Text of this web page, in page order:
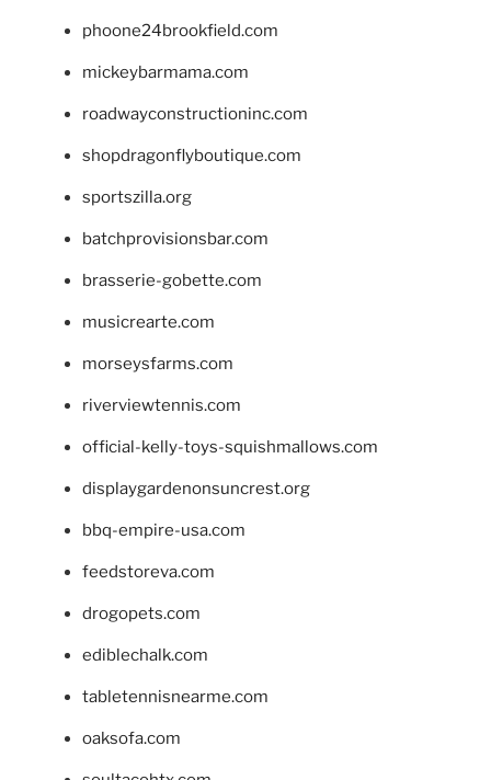
phoone24brookfield.com
mickeybarmama.com
roadwayconstructioninc.com
shopdragonflyboutique.com
sportszilla.org
batchprovisionsbar.com
brasserie-gobette.com
musicrearte.com
morseysfarms.com
riverviewtennis.com
official-kelly-toys-squishmallows.com
displaygardenonsuncrest.org
bbq-empire-usa.com
feedstoreva.com
drogopets.com
ediblechalk.com
tabletennisnearme.com
oaksofa.com